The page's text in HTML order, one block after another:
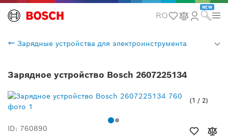
RO
NEW
Зарядные устройства для электроинструмента
Зарядное устройство Bosch 2607225134
1 / 2
ID: 760890